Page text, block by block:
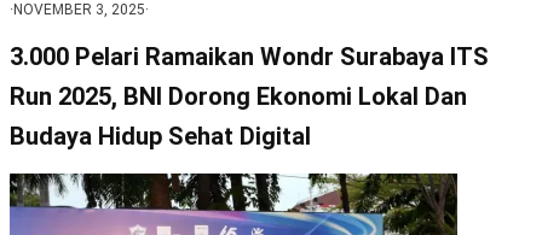
· NOVEMBER 3, 2025·
3.000 Pelari Ramaikan Wondr Surabaya ITS
Run 2025, BNI Dorong Ekonomi Lokal Dan
Budaya Hidup Sehat Digital